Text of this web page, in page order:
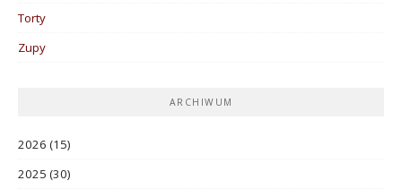
Torty
Zupy
ARCHIWUM
2026 (15)
2025 (30)